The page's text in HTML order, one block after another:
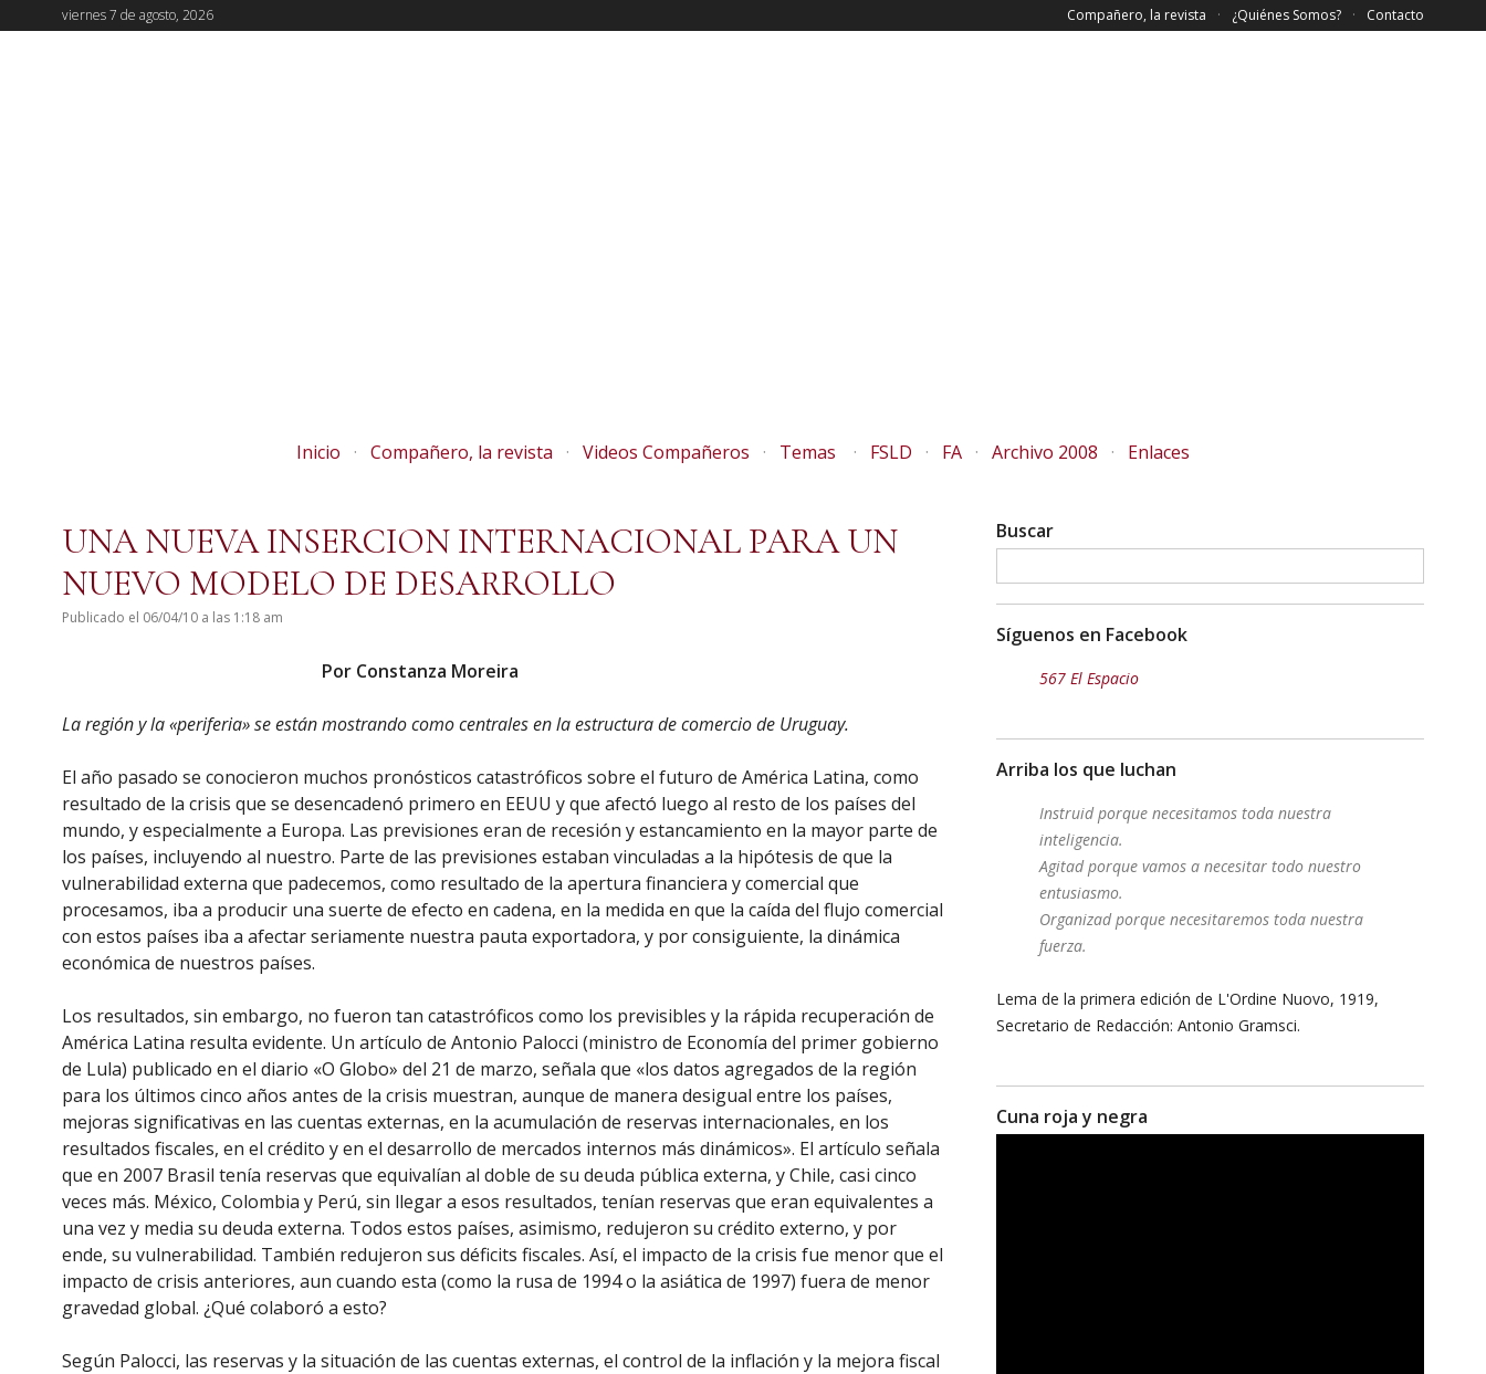
viernes 7 de agosto, 2026 Compañero, la revista ¿Quiénes Somos? Contacto
Inicio Compañero, la revista Videos Compañeros Temas FSLD FA Archivo 2008 Enlaces
UNA NUEVA INSERCION INTERNACIONAL PARA UN
NUEVO MODELO DE DESARROLLO
Publicado el 06/04/10 a las 1:18 am
Por Constanza Moreira
La región y la «periferia» se están mostrando como centrales en la estructura de comercio de Uruguay.
El año pasado se conocieron muchos pronósticos catastróficos sobre el futuro de América Latina, como
resultado de la crisis que se desencadenó primero en EEUU y que afectó luego al resto de los países del
mundo, y especialmente a Europa. Las previsiones eran de recesión y estancamiento en la mayor parte de
los países, incluyendo al nuestro. Parte de las previsiones estaban vinculadas a la hipótesis de que la
vulnerabilidad externa que padecemos, como resultado de la apertura financiera y comercial que
procesamos, iba a producir una suerte de efecto en cadena, en la medida en que la caída del flujo comercial
con estos países iba a afectar seriamente nuestra pauta exportadora, y por consiguiente, la dinámica
económica de nuestros países.
Los resultados, sin embargo, no fueron tan catastróficos como los previsibles y la rápida recuperación de
América Latina resulta evidente. Un artículo de Antonio Palocci (ministro de Economía del primer gobierno
de Lula) publicado en el diario «O Globo» del 21 de marzo, señala que «los datos agregados de la región
para los últimos cinco años antes de la crisis muestran, aunque de manera desigual entre los países,
mejoras significativas en las cuentas externas, en la acumulación de reservas internacionales, en los
resultados fiscales, en el crédito y en el desarrollo de mercados internos más dinámicos». El artículo señala
que en 2007 Brasil tenía reservas que equivalían al doble de su deuda pública externa, y Chile, casi cinco
veces más. México, Colombia y Perú, sin llegar a esos resultados, tenían reservas que eran equivalentes a
una vez y media su deuda externa. Todos estos países, asimismo, redujeron su crédito externo, y por
ende, su vulnerabilidad. También redujeron sus déficits fiscales. Así, el impacto de la crisis fue menor que el
impacto de crisis anteriores, aun cuando esta (como la rusa de 1994 o la asiática de 1997) fuera de menor
gravedad global. ¿Qué colaboró a esto?
Según Palocci, las reservas y la situación de las cuentas externas, el control de la inflación y la mejora fiscal
Buscar
Síguenos en Facebook
567 El Espacio
Arriba los que luchan
Instruid porque necesitamos toda nuestra
inteligencia.
Agitad porque vamos a necesitar todo nuestro
entusiasmo.
Organizad porque necesitaremos toda nuestra
fuerza.
Lema de la primera edición de L'Ordine Nuovo, 1919,
Secretario de Redacción: Antonio Gramsci.
Cuna roja y negra